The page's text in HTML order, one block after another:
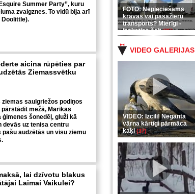
FOTO: Nepieciešams
kravas vai pasažieru
transports? Mierīgi -
ieskaties šeit(35)
VIDEO GALERIJAS
VIDEO: Izcili! Neganta
vārna kārtīgi pārmāca
kaķi(37)
Summer Party”, kuru
zvaigznes. To vidū bija arī
Doolittle).
aicina rūpēties par
Ziemassvētku
saulgriežos podiņos
mežā, Marikas
ģimenes šonedēļ, gluži kā
devās uz tenisa centru
pašu audzētās un visu ziemu
lai dzīvotu blakus
Laimai Vaikulei?